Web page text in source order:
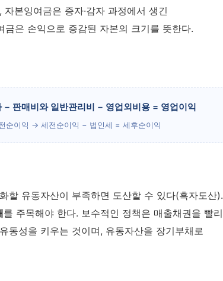
본잉여금은 증자·감자 과정에서 생긴
은 손익으로 증감된 자본의 크기를 뜻한다.
판매비와 일반관리비 − 영업외비용 = 영업이익
순이익 → 세전순이익 − 법인세 = 세후순이익
할 유동자산이 부족하면 도산할 수 있다(흑자도산).
를 주목해야 한다. 보수적인 정책은 매출채권을 빨리
동성을 키우는 것이며, 유동자산을 장기부채로